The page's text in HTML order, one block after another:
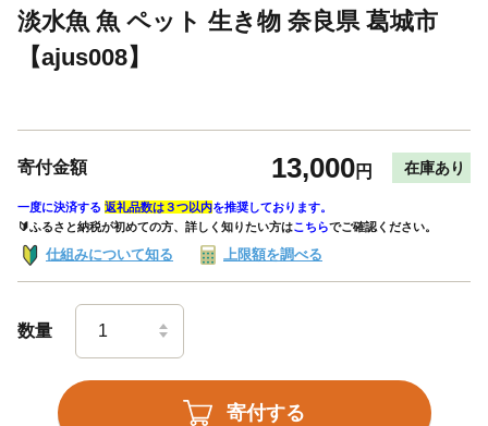
淡水魚 魚 ペット 生き物 奈良県 葛城市
【ajus008】
寄付金額 13,000円 在庫あり
一度に決済する 返礼品数は３つ以内を推奨しております。
🔰ふるさと納税が初めての方、詳しく知りたい方はこちらでご確認ください。
仕組みについて知る 上限額を調べる
数量
寄付する